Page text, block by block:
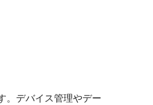
。デバイス管理やデー